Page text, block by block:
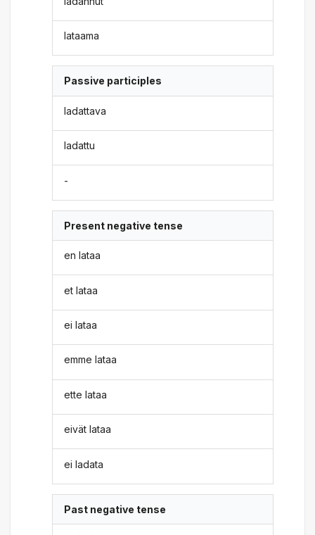
lataama
Passive participles
ladattava
ladattu
-
Present negative tense
en lataa
et lataa
ei lataa
emme lataa
ette lataa
eivät lataa
ei ladata
Past negative tense